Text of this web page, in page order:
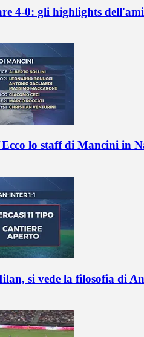
4-0: gli highlights
lo staff di Mancini in
si vede la filosofia di